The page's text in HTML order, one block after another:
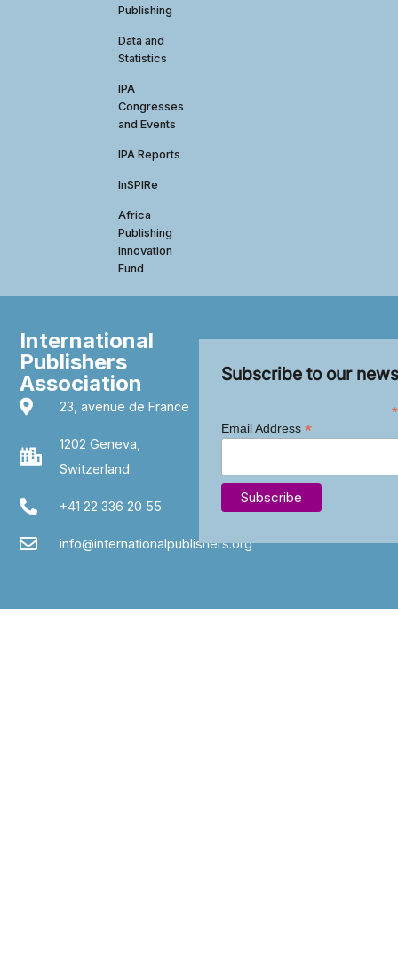
Publishing
Data and
Statistics
IPA
Congresses
and Events
IPA Reports
InSPIRe
Africa
Publishing
Innovation
Fund
International
Publishers
Association
23, avenue de France
1202 Geneva,
Switzerland
+41 22 336 20 55
info@internationalpublishers.org
Subscribe to our
*
Email Address *